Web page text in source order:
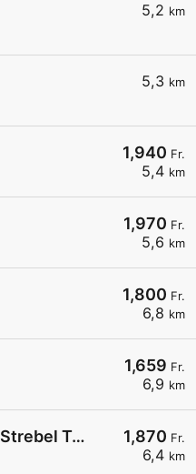
5,2 km
5,3 km
1,940 Fr.
5,4 km
1,970 Fr.
5,6 km
1,800 Fr.
6,8 km
1,659 Fr.
6,9 km
1,870 Fr.
6,4 km
Ruedi Rüssel Tankstelle Strebel Traktoren AG